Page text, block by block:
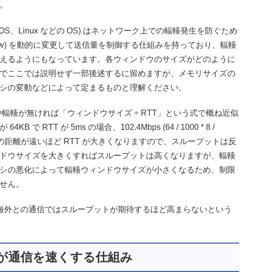
、Linux などの OS) はネットワーク上での輻輳発生を防ぐため
を動的に変更して送信量を制御する仕組みを持っており、輻輳
るようにもなっています。各ウィンドウのサイズがどのように
ここでは説明せず一部後述するに留めますが、メモリサイズの
の変動などによって定まるものと理解ください。
輳が無ければ「ウィンドウサイズ ÷ RTT」という式で概ね近似
64KB で RTT が 5ms の場合、102.4Mbps (64 / 1000 * 8 /
離が遠いほど RTT が大きくなりますので、スループットは反
ウサイズを大きくすればスループットは高くなりますが、輻輳
の悪化によって輻輳ウィンドウサイズが小さくなるため、制限
ん。
との通信ではスループットが期待するほど高まらないという
通信を速くする仕組み